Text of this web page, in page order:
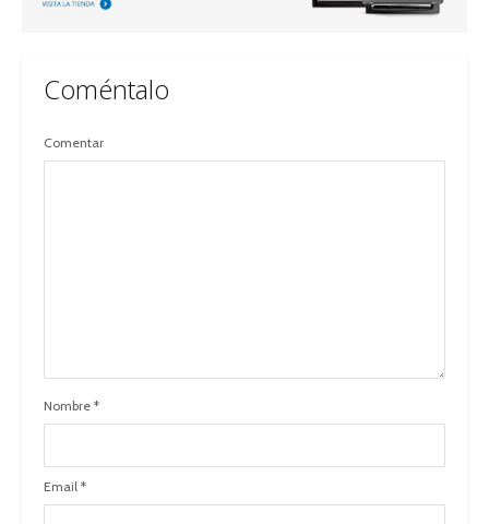
Coméntalo
Comentar
Nombre *
Email *